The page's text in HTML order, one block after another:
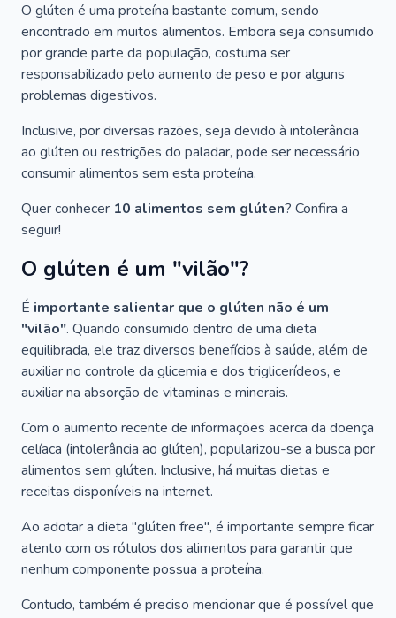
O glúten é uma proteína bastante comum, sendo
encontrado em muitos alimentos. Embora seja consumido
por grande parte da população, costuma ser
responsabilizado pelo aumento de peso e por alguns
problemas digestivos.
Inclusive, por diversas razões, seja devido à intolerância
ao glúten ou restrições do paladar, pode ser necessário
consumir alimentos sem esta proteína.
Quer conhecer 10 alimentos sem glúten? Confira a
seguir!
O glúten é um "vilão"?
É importante salientar que o glúten não é um
"vilão". Quando consumido dentro de uma dieta
equilibrada, ele traz diversos benefícios à saúde, além de
auxiliar no controle da glicemia e dos triglicerídeos, e
auxiliar na absorção de vitaminas e minerais.
Com o aumento recente de informações acerca da doença
celíaca (intolerância ao glúten), popularizou-se a busca por
alimentos sem glúten. Inclusive, há muitas dietas e
receitas disponíveis na internet.
Ao adotar a dieta "glúten free", é importante sempre ficar
atento com os rótulos dos alimentos para garantir que
nenhum componente possua a proteína.
Contudo, também é preciso mencionar que é possível que